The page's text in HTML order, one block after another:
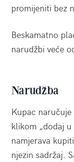
promijeniti bez
Beskamatno
narudžbi veće
Narudžba
Kupac
klikom „dodaj
namjerava
njezin sadržaj.